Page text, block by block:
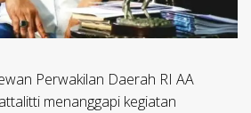
Perwakilan Daerah RI AA
menanggapi kegiatan